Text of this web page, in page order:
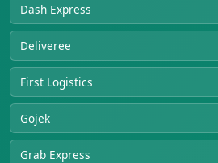
Dash Express
Deliveree
First Logistics
Gojek
Grab Express